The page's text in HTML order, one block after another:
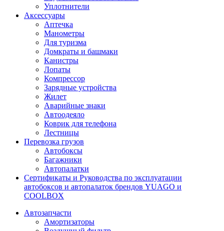
Уплотнители
Аксессуары
Аптечка
Манометры
Для туризма
Домкраты и башмаки
Канистры
Лопаты
Компрессор
Зарядные устройства
Жилет
Аварийные знаки
Автоодеяло
Коврик для телефона
Лестницы
Перевозка грузов
Автобоксы
Багажники
Автопалатки
Сертификаты и Руководства по эксплуатации
автобоксов и автопалаток брендов YUAGO и
COOLBOX
Автозапчасти
Амортизаторы